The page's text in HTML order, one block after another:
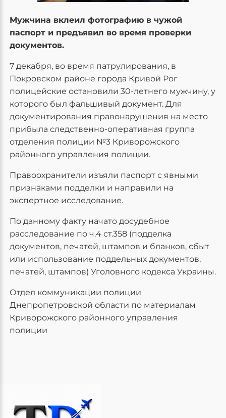
Мужчина вклеил фотографию в чужой
паспорт и предъявил во время проверки
документов.
7 декабря, во время патрулирования, в
Покровском районе города Кривой Рог
полицейские остановили 30-летнего мужчину, у
которого был фальшивый документ. Для
документирования правонарушения на место
прибыла следственно-оперативная группа
отделения полиции №3 Криворожского
районного управления полиции.
Правоохранители изъяли паспорт с явными
признаками подделки и направили на
экспертное исследование.
По данному факту начато досудебное
расследование по ч.4 ст.358 (подделка
документов, печатей, штампов и бланков, сбыт
или использование поддельных документов,
печатей, штампов) Уголовного кодекса Украины.
Отдел коммуникации полиции
Днепропетровской области по материалам
Криворожского районного управления
полиции